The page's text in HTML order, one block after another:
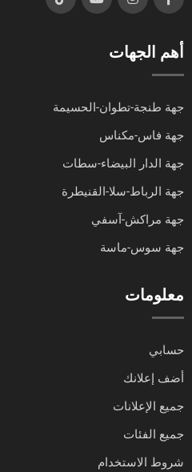
أهم الجهات
جهة طنجة-تطوان-الحسيمة
جهة فاس-مكناس
جهة الدار البيضاء-سطات
جهة الرباط-سلا-القنيطرة
جهة مراكش-آسفي
جهة سوس-ماسة
معلومات
حسابي
أضف إعلانك
جميع الإعلانات
جميع الفئات
شروط الاستخدام